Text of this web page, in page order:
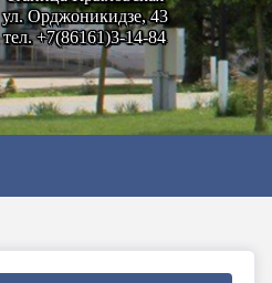
ул. Орджоникидзе, 43
тел. +7(86161)3-14-84